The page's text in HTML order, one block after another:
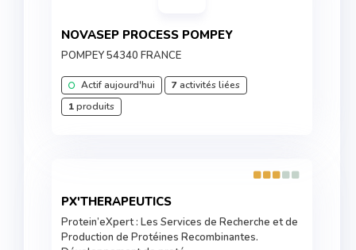
NOVASEP PROCESS POMPEY
POMPEY 54340 FRANCE
Actif aujourd'hui 7activités liées
1produits
PX'THERAPEUTICS
Protein’eXpert : Les Services de Recherche et de
Production de Protéines Recombinantes.